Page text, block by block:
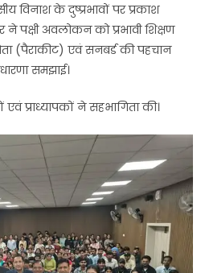
विनाश के दुष्प्रभावों पर प्रकाश
ने पक्षी अवलोकन को प्रभावी शिक्षण
(पैराकीट) एवं सनबर्ड की पहचान
समझाई।
एवं प्राध्यापकों ने सहभागिता की।